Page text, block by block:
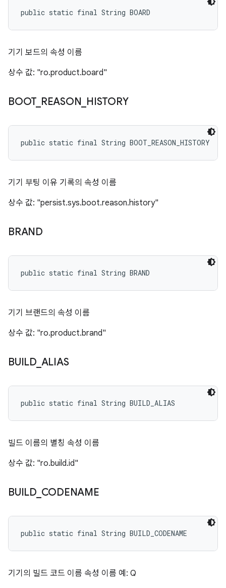
public static final String BOARD
기기 보드의 속성 이름
상수 값: "ro.product.board"
BOOT_ REASON HISTORY
public static final String BOOT_REASON_HISTORY
기기 부팅 이유 기록의 속성 이름
상수 값: "persist.sys.boot.reason.history"
BRAND
public static final String BRAND
기기 브랜드의 속성 이름
상수 값: "ro.product.brand"
BUILD_ ALIAS
public static final String BUILD_ALIAS
빌드 이름의 별칭 속성 이름
상수 값: "ro.build.id"
BUILD_ CODENAME
public static final String BUILD_CODENAME
기기의 빌드 코드 이름 속성 이름 예: Q